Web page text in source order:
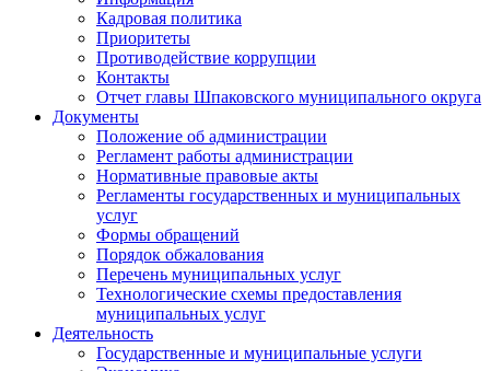
Кадровая политика
Приоритеты
Противодействие коррупции
Контакты
Отчет главы Шпаковского муниципального округа
Документы
Положение об администрации
Регламент работы администрации
Нормативные правовые акты
Регламенты государственных и муниципальных
услуг
Формы обращений
Порядок обжалования
Перечень муниципальных услуг
Технологические схемы предоставления
муниципальных услуг
Деятельность
Государственные и муниципальные услуги